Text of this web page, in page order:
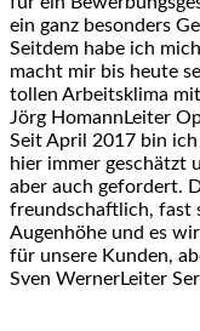
ein ganz besonders
Seitdem habe ich
macht mir bis heute
tollen Arbeitsklima
Jörg Homann Leiter
Seit April 2017 bin
hier immer geschätzt
aber auch gefordert.
freundschaftlich, fast
Augenhöhe und es
für unsere Kunden,
Sven WernerLeiter